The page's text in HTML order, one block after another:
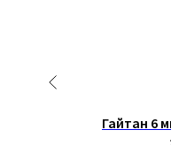
Гайтан 6